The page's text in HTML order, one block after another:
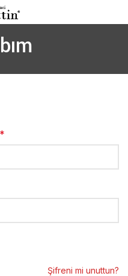
*
Şifreni mi unuttun?